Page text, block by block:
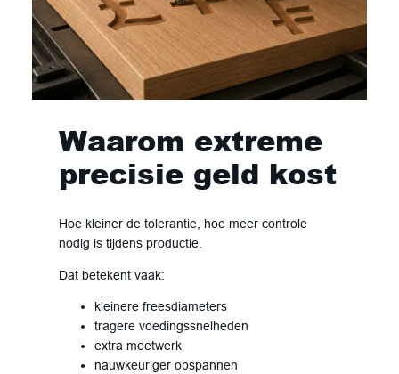
Waarom extreme
precisie geld kost
Hoe kleiner de tolerantie, hoe meer controle
nodig is tijdens productie.
Dat betekent vaak:
kleinere freesdiameters
tragere voedingssnelheden
extra meetwerk
nauwkeuriger opspannen